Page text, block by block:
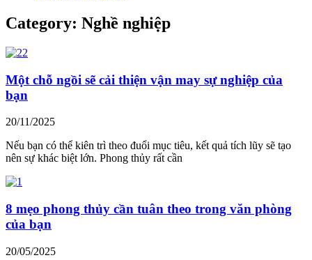
Category: Nghề nghiệp
Một chỗ ngồi sẽ cải thiện vận may sự nghiệp của
bạn
20/11/2025
Nếu bạn có thể kiên trì theo đuổi mục tiêu, kết quả tích lũy sẽ tạo
nên sự khác biệt lớn. Phong thủy rất cần
8 mẹo phong thủy cần tuân theo trong văn phòng
của bạn
20/05/2025